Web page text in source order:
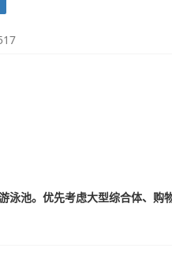
泳池。优先考虑大型综合体、购